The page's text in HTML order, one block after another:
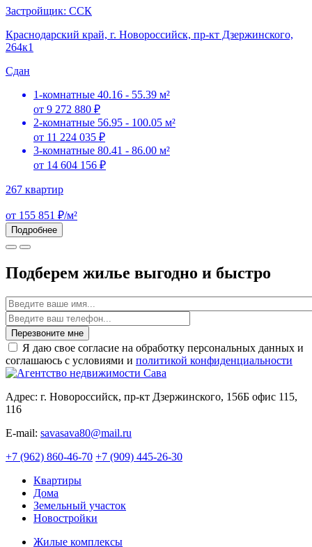
Застройщик: ССК
Краснодарский край, г. Новороссийск, пр-кт Дзержинского,
264к1
Сдан
1-комнатные 40.16 - 55.39 м²
от 9 272 880 ₽
2-комнатные 56.95 - 100.05 м²
от 11 224 035 ₽
3-комнатные 80.41 - 86.00 м²
от 14 604 156 ₽
267 квартир
от 155 851 ₽/м²
Подробнее
Подберем жилье выгодно и быстро
Имя
Перезвоните мне
Я даю свое согласие на обработку персональных данных и
соглашаюсь с условиями и политикой конфиденциальности
Адрес: г. Новороссийск, пр-кт Дзержинского, 156Б офис 115,
116
E-mail: savasava80@mail.ru
+7 (962) 860-46-70 +7 (909) 445-26-30
Квартиры
Дома
Земельный участок
Новостройки
Жилые комплексы